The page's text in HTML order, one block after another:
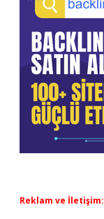
Reklam ve İletişim: